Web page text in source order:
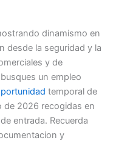
dinamismo en
desde la seguridad y la
y de
un empleo
temporal de
de 2026 recogidas en
entrada. Recuerda
y